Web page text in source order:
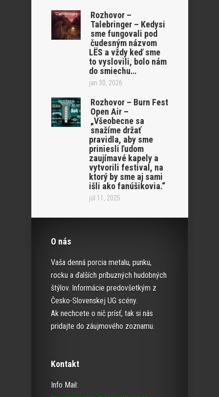
Rozhovor –
Talebringer – Kedysi
sme fungovali pod
čudesným názvom
LËS a vždy keď sme
to vyslovili, bolo nám
do smiechu…
jan 30, 2026
Rozhovor – Burn Fest
Open Air –
„Všeobecne sa
snažíme držať
pravidla, aby sme
priniesli ľudom
zaujímavé kapely a
vytvorili festival, na
ktorý by sme aj sami
išli ako fanúšikovia.“
júl 11, 2025
O nás
Vaša denná porcia metalu, punku,
rocku a ďalších príbuzných hudobných
štýlov. Informácie predovšetkým z
Česko-Slovenskej UG scény.
Ak nechcete o nič prísť, tak si nás
pridajte do záujmového zoznamu.
Kontakt
Info Mail: